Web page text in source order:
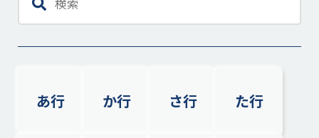
あ行 か行 さ行 た行